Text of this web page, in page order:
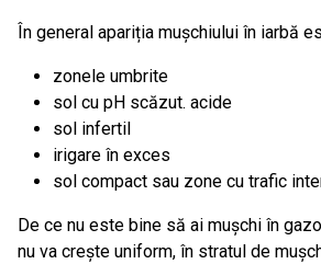
În general apariția mușchiului în iarbă
zonele umbrite
sol cu pH scăzut. acide
sol infertil
irigare în exces
sol compact sau zone cu trafic
De ce nu este bine să ai mușchi în
nu va crește uniform, în stratul de